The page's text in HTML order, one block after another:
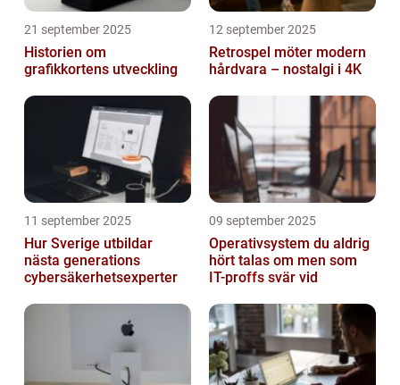
21 september 2025
Historien om
grafikkortens utveckling
12 september 2025
Retrospel möter modern
hårdvara – nostalgi i 4K
11 september 2025
Hur Sverige utbildar
nästa generations
cybersäkerhetsexperter
09 september 2025
Operativsystem du aldrig
hört talas om men som
IT-proffs svär vid